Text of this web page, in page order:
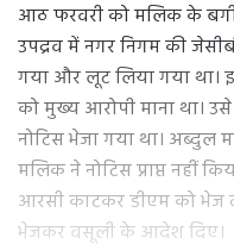
आठ फरवरी को मलिक के
उपद्रव में नगर निगम की
गया और लूट लिया गया
को मुख्य आरोपी माना था।
नोटिस भेजा गया था।
मलिक ने नोटिस प्राप्त नहीं
आरसी काटकर डीएम को भेज
भेजकर वसूली के आदेश दिए।